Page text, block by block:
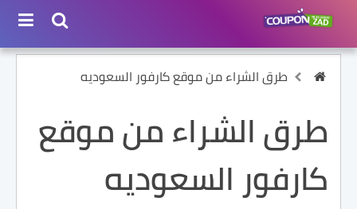
طرق الشراء من موقع كارفور السعوديه
طرق الشراء من موقع
كارفور السعوديه